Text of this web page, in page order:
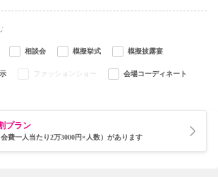
相談会 模擬挙式 模擬披露宴
ファッションショー 会場コーディネート
プラン
費一人当たり2万3000円×人数）があります